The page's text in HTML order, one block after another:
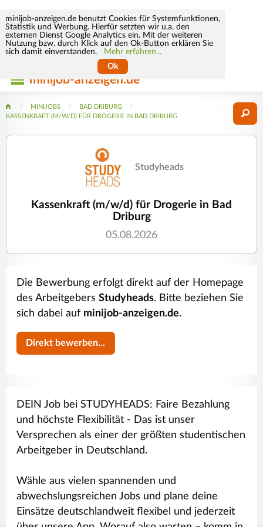
minijob-anzeigen.de benutzt Cookies für Systemfunktionen,
Statistik und Werbung. Hierfür setzten wir u.a. den
externen Dienst Google Analytics ein. Mit der weiteren
Nutzung bzw. durch Klick auf den Ok-Button erklären Sie
sich damit einverstanden.
Mehr erfahren...
Ok
minijob-anzeigen.de
MINIJOBS
BAD DRIBURG
KASSENKRAFT (M/W/D) FÜR DROGERIE IN BAD DRIBURG
Studyheads
Kassenkraft (m/w/d) für Drogerie in Bad
Driburg
05.08.2026
Die Bewerbung erfolgt direkt auf der Homepage
des Arbeitgebers Studyheads. Bitte beziehen Sie
sich dabei auf minijob-anzeigen.de.
Direkt bewerben...
DEIN Job bei STUDYHEADS: Faire Bezahlung
und höchste Flexibilität - Das ist unser
Versprechen als einer der größten studentischen
Arbeitgeber in Deutschland.
Wähle aus vielen spannenden und
abwechslungsreichen Jobs und plane deine
Einsätze deutschlandweit flexibel und jederzeit